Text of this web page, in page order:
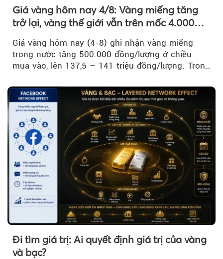
Giá vàng hôm nay 4/8: Vàng miếng tăng
trở lại, vàng thế giới vẫn trên mốc 4.000
Giá vàng hôm nay (4-8) ghi nhận vàng miếng
trong nước tăng 500.000 đồng/lượng ở chiều
mua vào, lên 137,5 – 141 triệu đồng/lượng. Trong
trì trên ngưỡng 4.000 USD/ounce.
Đi tìm giá trị: Ai quyết định giá trị của vàng
và bạc?